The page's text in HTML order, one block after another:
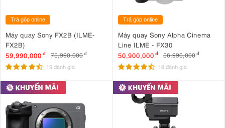
Trả góp online
Máy quay Sony FX2B (ILME-
FX2B)
59,990,000 đ 75,990,000đ
19 đánh giá
Trả góp online
Máy quay Sony Alpha Cinema
Line ILME - FX30
50,900,000 đ 56,990,000 đ
18 đánh giá